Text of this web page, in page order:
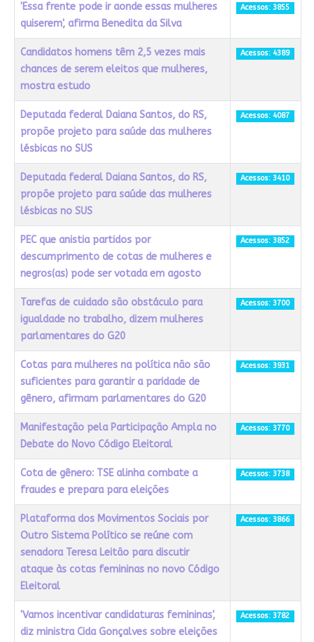
'Essa frente pode ir aonde essas mulheres
quiserem', afirma Benedita da Silva
Acessos: 3855
Candidatos homens têm 2,5 vezes mais
chances de serem eleitos que mulheres,
mostra estudo
Acessos: 4389
Deputada federal Daiana Santos, do RS,
propõe projeto para saúde das mulheres
lésbicas no SUS
Acessos: 4087
Deputada federal Daiana Santos, do RS,
propõe projeto para saúde das mulheres
lésbicas no SUS
Acessos: 3410
PEC que anistia partidos por
descumprimento de cotas de mulheres e
negros(as) pode ser votada em agosto
Acessos: 3852
Tarefas de cuidado são obstáculo para
igualdade no trabalho, dizem mulheres
parlamentares do G20
Acessos: 3700
Cotas para mulheres na política não são
suficientes para garantir a paridade de
gênero, afirmam parlamentares do G20
Acessos: 3931
Manifestação pela Participação Ampla no
Debate do Novo Código Eleitoral
Acessos: 3770
Cota de gênero: TSE alinha combate a
fraudes e prepara para eleições
Acessos: 3738
Plataforma dos Movimentos Sociais por
Outro Sistema Político se reúne com
senadora Teresa Leitão para discutir
ataque às cotas femininas no novo Código
Eleitoral
Acessos: 3866
'Vamos incentivar candidaturas femininas',
diz ministra Cida Gonçalves sobre eleições
Acessos: 3782